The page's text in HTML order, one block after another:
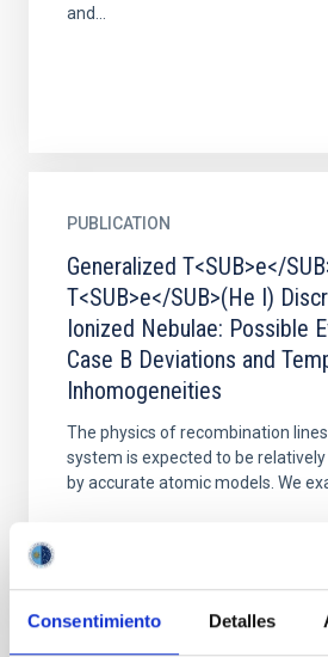
Consentimiento Detalles
and...
PUBLICATION
Generalized T<SUB>e</
T<SUB>e</SUB>(He I)
Ionized Nebulae: Possible
Case B Deviations and
Inhomogeneities
The physics of recombination
system is expected to be
by accurate atomic models. We